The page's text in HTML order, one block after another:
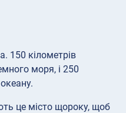
150 кілометрів
моря, і 250
це місто щороку, щоб